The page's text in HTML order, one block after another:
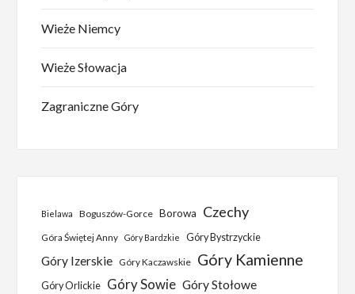
Wieże Niemcy
Wieże Słowacja
Zagraniczne Góry
Bielawa Boguszów-Gorce Borowa Czechy
Góra Świętej Anny Góry Bardzkie Góry Bystrzyckie
Góry Izerskie Góry Kaczawskie Góry Kamienne
Góry Orlickie Góry Sowie Góry Stołowe